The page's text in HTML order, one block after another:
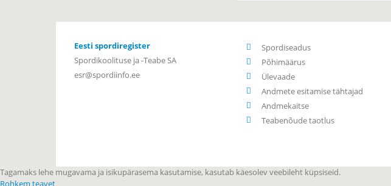
Eesti spordiregister
Spordikoolituse ja -Teabe SA
esr@spordiinfo.ee
Spordiseadus
Põhimäärus
Ülevaade
Andmete esitamise tähtajad
Andmekaitse
Teabenõude taotlus
Tagamaks lehe mugavama ja isikupärasema kasutamise, kasutab käesolev veebileht küpsiseid.
Rohkem teavet